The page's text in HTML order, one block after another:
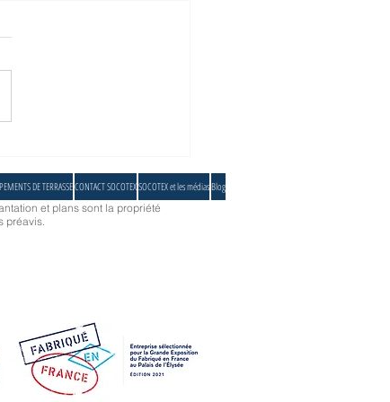
atypique à Paris 👌
DE TERRASSECONTACT SOCOTEXSOCOTEX et les médiasBlog
et plans sont la propriété
préavis.